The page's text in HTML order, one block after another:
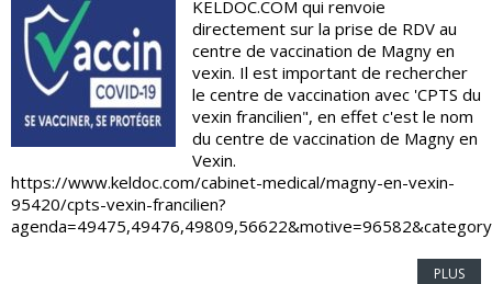
KELDOC.COM qui renvoie
directement sur la prise de RDV au
centre de vaccination de Magny en
vexin. Il est important de rechercher
le centre de vaccination avec 'CPTS du
vexin francilien", en effet c'est le nom
du centre de vaccination de Magny en
Vexin.
https://www.keldoc.com/cabinet-medical/magny-en-vexin-
95420/cpts-vexin-francilien?
PLUS